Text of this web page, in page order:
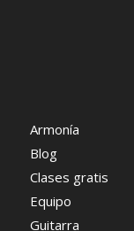
Armonía
Blog
Clases gratis
Equipo
Guitarra